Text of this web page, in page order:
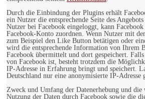
Durch die Einbindung der Plugins erhält
ein Nutzer die entsprechende Seite des
Nutzer bei Facebook eingeloggt, kann Facebook
Facebook-Konto zuordnen. Wenn Nutzer mit
zum Beispiel den Like Button betätigen oder
wird die entsprechende Information von Ihrem
Facebook übermittelt und dort gespeichert.
von Facebook ist, besteht trotzdem die
IP-Adresse in Erfahrung bringt und speichert.
Deutschland nur eine anonymisierte IP-Adresse
Zweck und Umfang der Datenerhebung und die
Nutzung der Daten durch Facebook sowie die